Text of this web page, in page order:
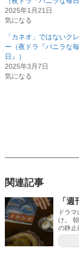
2025年1月21日
気になる
「カネオ」ではないク
ー（夜ドラ『バニラな毎
日』）
2025年3月7日
気になる
関連記事
「
ドラ
け。
の静止